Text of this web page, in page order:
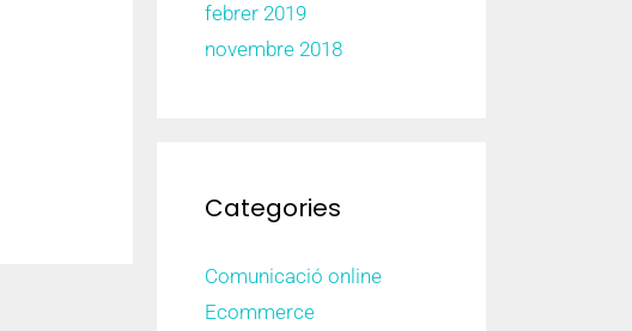
febrer 2019
novembre 2018
Categories
Comunicació online
Ecommerce